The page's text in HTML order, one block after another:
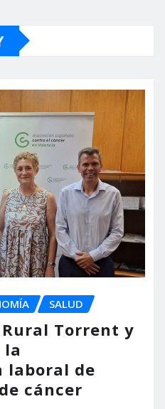
SALUD
Torrent y
la
laboral de
cáncer